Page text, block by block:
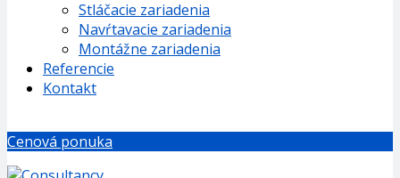
Stláčacie zariadenia
Navŕtavacie zariadenia
Montážne zariadenia
Referencie
Kontakt
Cenová ponuka